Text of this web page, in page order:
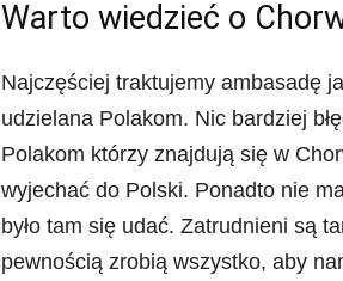
Warto wiedzieć o
Najczęściej traktujemy ambasadę
udzielana Polakom. Nic bardziej
Polakom którzy znajdują się w
wyjechać do Polski. Ponadto nie
było tam się udać. Zatrudnieni są
pewnością zrobią wszystko, aby